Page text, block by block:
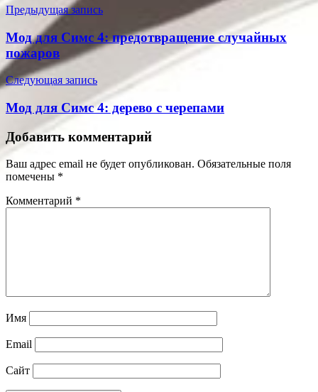
Предыдущая запись
Мод для Симс 4: предотвращение случайных
пожаров
Следующая запись
Мод для Симс 4: дерево с черепами
Добавить комментарий
Ваш адрес email не будет опубликован. Обязательные поля
помечены *
Комментарий *
Имя
Email
Сайт